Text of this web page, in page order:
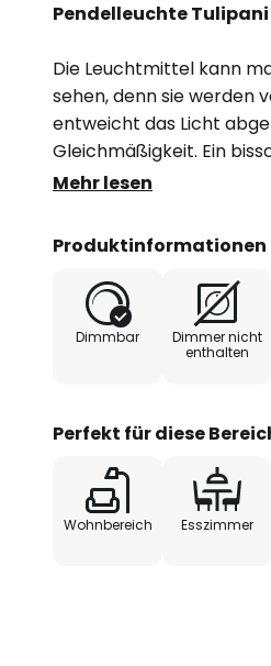
Pendelleuchte
Die Leuchtmittel kann
sehen, denn sie werden
entweicht das Licht
Gleichmäßigkeit. Ein
einen schönen Zierfisch
außerordentlich elegant
Mehr lesen
Produktinformationen
Dimmbar
Dimmer nicht
enthalten
Perfekt für diese
Wohnbereich Esszimmer